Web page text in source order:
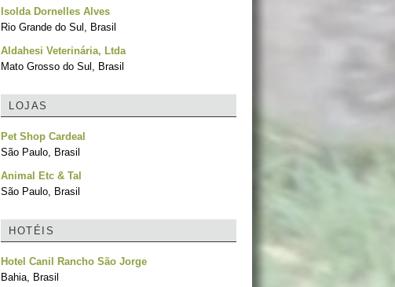
Isolda Dornelles Alves
Rio Grande do Sul, Brasil
Aldahesi Veterinária, Ltda
Mato Grosso do Sul, Brasil
LOJAS
Pet Shop Cardeal
São Paulo, Brasil
Animal Etc & Tal
São Paulo, Brasil
HOTÉIS
Hotel Canil Rancho São Jorge
Bahia, Brasil